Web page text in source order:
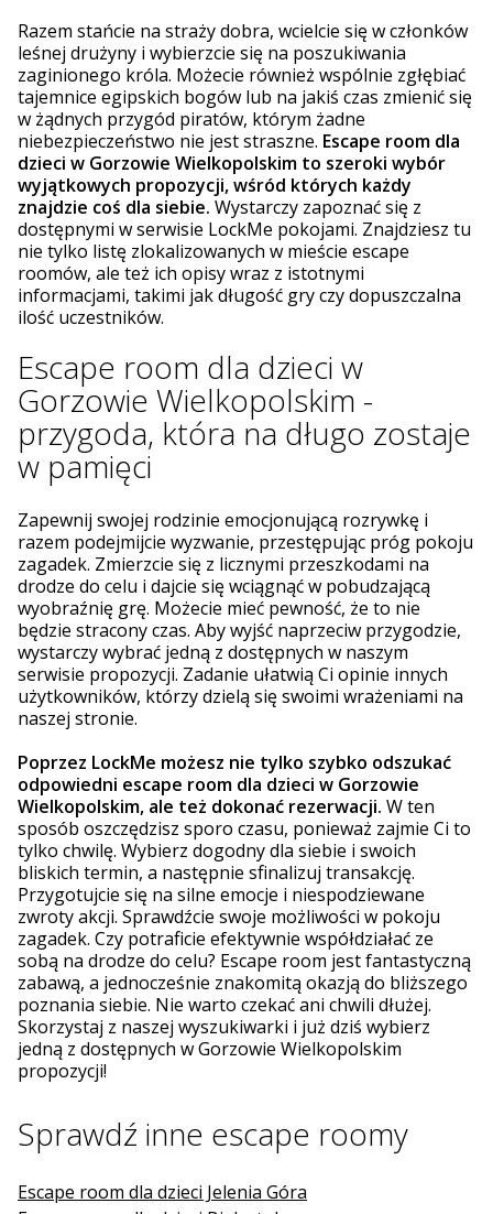
Razem stańcie na straży dobra, wcielcie się w członków
leśnej drużyny i wybierzcie się na poszukiwania
zaginionego króla. Możecie również wspólnie zgłębiać
tajemnice egipskich bogów lub na jakiś czas zmienić się
w żądnych przygód piratów, którym żadne
niebezpieczeństwo nie jest straszne. Escape room dla
dzieci w Gorzowie Wielkopolskim to szeroki wybór
wyjątkowych propozycji, wśród których każdy
znajdzie coś dla siebie. Wystarczy zapoznać się z
dostępnymi w serwisie LockMe pokojami. Znajdziesz tu
nie tylko listę zlokalizowanych w mieście escape
roomów, ale też ich opisy wraz z istotnymi
informacjami, takimi jak długość gry czy dopuszczalna
ilość uczestników.
Escape room dla dzieci w
Gorzowie Wielkopolskim -
przygoda, która na długo zostaje
w pamięci
Zapewnij swojej rodzinie emocjonującą rozrywkę i
razem podejmijcie wyzwanie, przestępując próg pokoju
zagadek. Zmierzcie się z licznymi przeszkodami na
drodze do celu i dajcie się wciągnąć w pobudzającą
wyobraźnię grę. Możecie mieć pewność, że to nie
będzie stracony czas. Aby wyjść naprzeciw przygodzie,
wystarczy wybrać jedną z dostępnych w naszym
serwisie propozycji. Zadanie ułatwią Ci opinie innych
użytkowników, którzy dzielą się swoimi wrażeniami na
naszej stronie.
Poprzez LockMe możesz nie tylko szybko odszukać
odpowiedni escape room dla dzieci w Gorzowie
Wielkopolskim, ale też dokonać rezerwacji. W ten
sposób oszczędzisz sporo czasu, ponieważ zajmie Ci to
tylko chwilę. Wybierz dogodny dla siebie i swoich
bliskich termin, a następnie sfinalizuj transakcję.
Przygotujcie się na silne emocje i niespodziewane
zwroty akcji. Sprawdźcie swoje możliwości w pokoju
zagadek. Czy potraficie efektywnie współdziałać ze
sobą na drodze do celu? Escape room jest fantastyczną
zabawą, a jednocześnie znakomitą okazją do bliższego
poznania siebie. Nie warto czekać ani chwili dłużej.
Skorzystaj z naszej wyszukiwarki i już dziś wybierz
jedną z dostępnych w Gorzowie Wielkopolskim
propozycji!
Sprawdź inne escape roomy
Escape room dla dzieci Jelenia Góra